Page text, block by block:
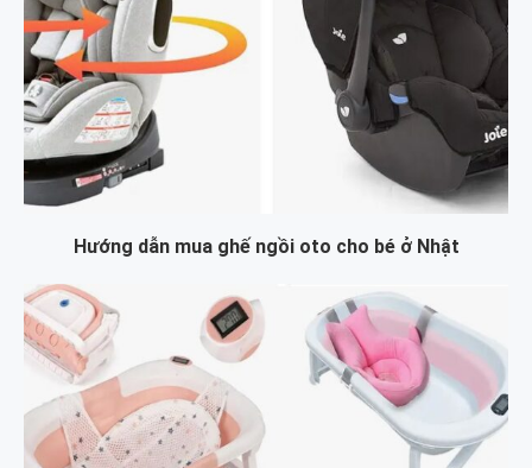
Hướng dẫn mua ghế ngồi oto cho bé ở Nhật